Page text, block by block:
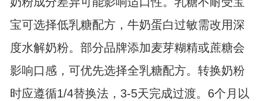
宝可选择低乳糖配方，牛奶蛋白过敏需改用深
度水解奶粉。部分品牌添加麦芽糊精或蔗糖会
影响口感，可优先选择全乳糖配方。转换奶粉
时应遵循1/4替换法，3-5天完成过渡。6个月以